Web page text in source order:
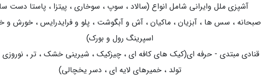
آشپزی ملل وایرانی شامل انواع (سالاد ، سوپ ، سوخاری ، پیتزا ، پاستا دست
صبحانه ، سس ها ، آبزیان ، ماکیان ، آش و آبگوشت ، پلو و فرایدرایس ، خورش و
اسپرینگ رول و بورک)
قنادی مبتدی - حرفه ای(کیک های کافه ای ، چیزکیک ، شیرینی خشک ، تر ،
تولد ، خمیرهای لایه ای ، دسر یخچالی)